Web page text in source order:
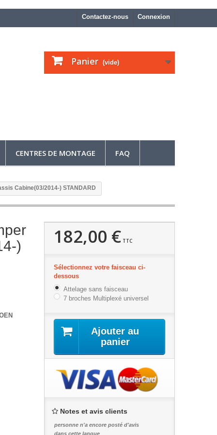
Connexion
Contactez-nous
Panier (vide)
CENTRES DE MONTAGE FAQ
Cabine(03/2014-) STANDARD
)
182,00 € TTC
Sélectionnez votre faisceau ci-
dessous
Attelage sans faisceau
7 broches Multiplexé universel
Ajouter au
panier
Notes et avis clients
personne n'a encore posté d'avis
dans cette langue